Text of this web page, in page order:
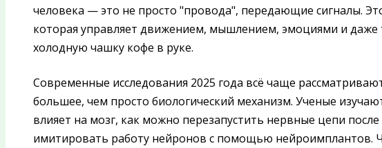
человека — это не просто "провода", передающие сигналы.
которая управляет движением, мышлением, эмоциями и даже
холодную чашку кофе в руке.
Современные исследования 2025 года всё чаще
большее, чем просто биологический механизм. Ученые
влияет на мозг, как можно перезапустить нервные цепи
имитировать работу нейронов с помощью нейроимплантов.